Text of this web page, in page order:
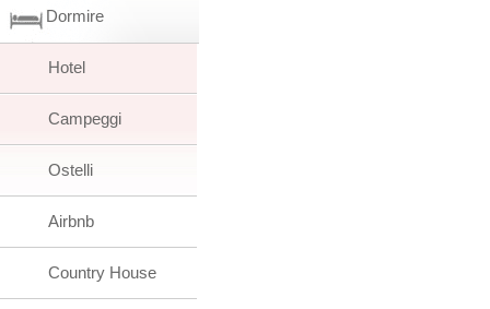
Dormire
Hotel
Campeggi
Ostelli
Airbnb
Country House